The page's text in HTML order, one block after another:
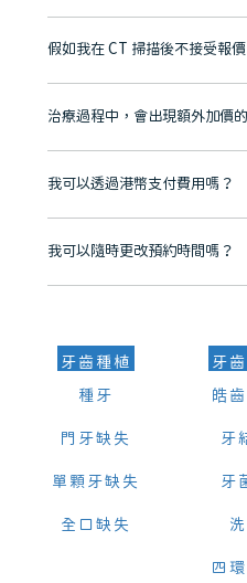
維港口腔踐行「醫道濟世」的大學
牌」、「2025香港企業領袖品牌」
至今已服務超過三十個國家和地區
市市民極高的口碑評價及信任推薦
有咨詢及服務保障中心，有任何問
假如我在 CT 掃描後不接受報
不會！只要未開始實際服務之前，
治療過程中，會出現額外加價
不會，治療前我們會詳細說明治療
我可以透過港幣支付費用嗎？
可以。維港口腔會按照當日匯率轉
我可以隨時更改預約時間嗎？
可以，請盡早通過wechat或
牙齒種植
種牙
門牙缺失
單顆牙缺失
全口缺失
牙
皓
牙
牙
四